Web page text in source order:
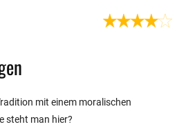
mit einem moralischen
steht man hier?